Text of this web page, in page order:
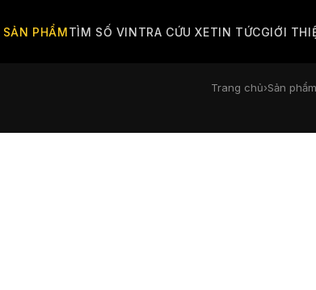
SẢN PHẨMTÌM SỐ VINTRA CỨU XETIN TỨCGIỚI
Trang chủ›Sản phẩm